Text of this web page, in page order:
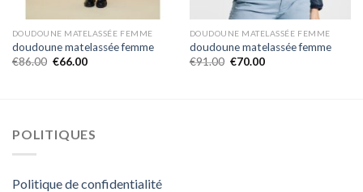
DOUDOUNE MATELASSÉE FEMME
doudoune matelassée femme
€86.00 €66.00
DOUDOUNE MATELASSÉE FEMME
doudoune matelassée femme
€91.00 €70.00
POLITIQUES
Politique de confidentialité